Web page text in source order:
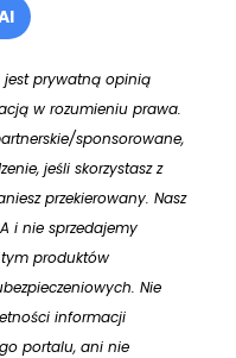
jest prywatną opinią
w rozumieniu prawa.
sponsorowane,
jeśli skorzystasz z
przekierowany. Nasz
i nie sprzedajemy
produktów
Nie
informacji
portalu, ani nie